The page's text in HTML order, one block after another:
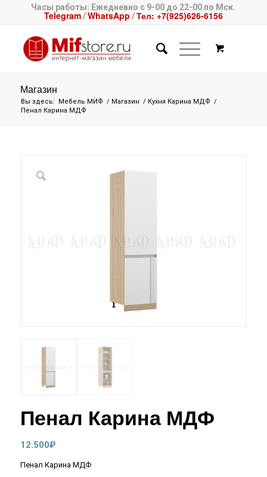
Часы работы: Ежедневно с 9-00 до 22-00 по Мск.
Telegram/WhatsApp /Тел: +7(925)626-6156
Магазин
Вы здесь: Мебель МИФ / Магазин / Кухня Карина МДФ /
Пенал Карина МДФ
Пенал Карина МДФ
12.500₽
Пенал Карина МДФ